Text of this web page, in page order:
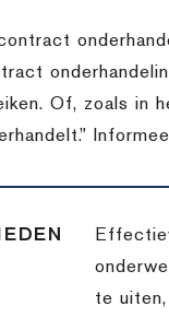
Of, zoals in
te